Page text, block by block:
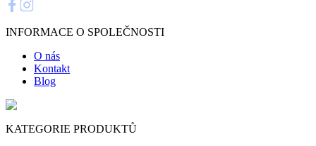
INFORMACE O SPOLEČNOSTI
O nás
Kontakt
Blog
KATEGORIE PRODUKTŮ